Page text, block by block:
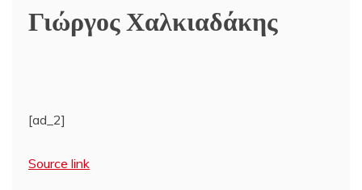
Γιώργος Χαλκιαδάκης
[ad_2]
Source link